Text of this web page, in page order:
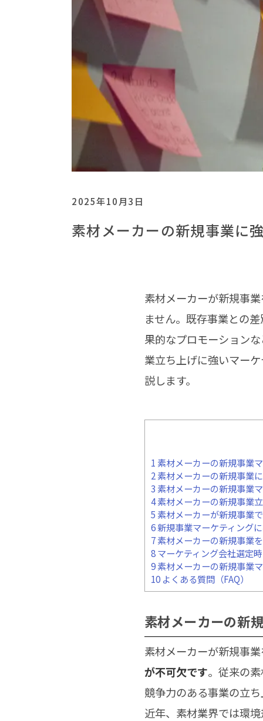
2025年10月3日
素材メーカーの新規事業に
素材メーカーが新規事
ません。既存事業との
果的なプロモーション
業立ち上げに強いマー
説します。
1 素材メーカーの新規事業
2素材メーカーの新規事業
3 素材メーカーの新規事業
4素材メーカーの新規事業
5 素材メーカーが新規事業
6新規事業マーケティング
7素材メーカーの新規事業
8マーケティング会社選定
9素材メーカーの新規事業
10よくある質問（FAQ）
素材メーカーの新
素材メーカーが新規事
が不可欠です。従来の
競争力のある事業の立
近年、素材業界では環